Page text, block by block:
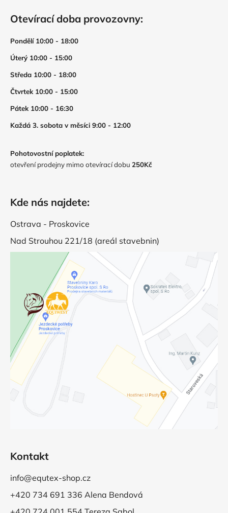
Otevírací doba provozovny:
Pondělí 10:00 - 18:00
Úterý 10:00 - 15:00
Středa 10:00 - 18:00
Čtvrtek 10:00 - 15:00
Pátek 10:00 - 16:30
Každá 3. sobota v měsíci 9:00 - 12:00
Pohotovostní poplatek:
otevření prodejny mimo otevírací dobu 250Kč
Kde nás najdete:
Ostrava - Proskovice
Nad Strouhou 221/18 (areál stavebnin)
Kontakt
info@equtex-shop.cz
+420 734 691 336 Alena Bendová